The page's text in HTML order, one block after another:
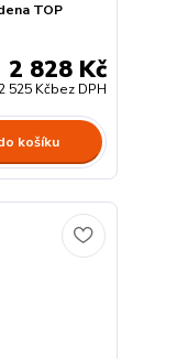
TOP
2 828 Kč
525 Kčbez DPH
košíku